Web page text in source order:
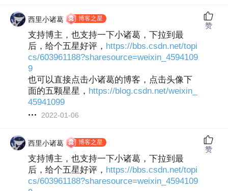
西里小诸葛 博客之星
支持博主，也支持一下小诸葛，下拉到最
后，给个五星好评， https://bbs.csdn.net/topi
cs/603961188?sharesource=weixin_4594109
9
也可以直接点击小诸葛的博客，点击头像下
面的五颗星星， https://blog.csdn.net/weixin_
45941099
2022-01-06
赞
西里小诸葛 博客之星
支持博主，也支持一下小诸葛，下拉到最
后，给个五星好评， https://bbs.csdn.net/topi
cs/603961188?sharesource=weixin_4594109
赞